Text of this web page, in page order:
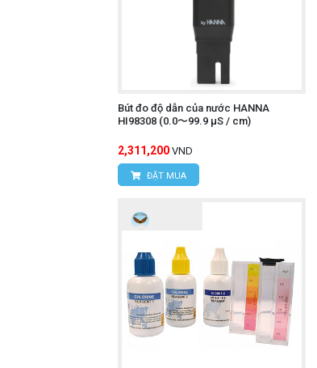
Bút đo độ dẫn của nước HANNA
HI98308 (0.0〜99.9 µS / cm)
2,311,200 VND
ĐẶT MUA